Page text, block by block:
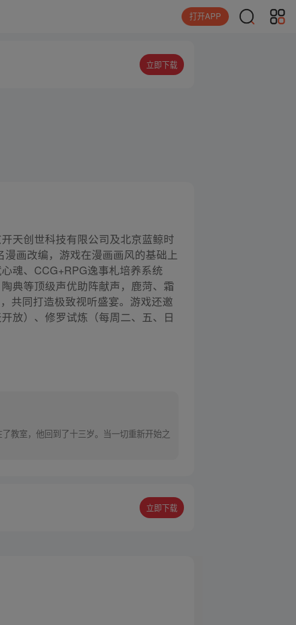
打开APP
立即下载
天创世科技有限公司及北京蓝鲸时
漫画改编，游戏在漫画画风的基础上
魂、CCG+RPG逸事札培养系统
典等顶级声优助阵献声，鹿菏、霜
共同打造极致视听盛宴。游戏还邀
放）、修罗试炼（每周二、五、日
教室，他回到了十三岁。当一切重新开始之
立即下载